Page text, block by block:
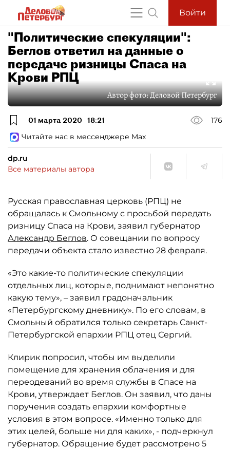
Войти
"Политические спекуляции":
Беглов ответил на данные о
передаче ризницы Спаса на
Крови РПЦ
Автор фото:Деловой Петербург
01 марта 2020 18:21
176
Читайте нас в мессенджере Max
dp.ru
Все материалы автора
Русская православная церковь (РПЦ) не
обращалась к Смольному с просьбой передать
ризницу Спаса на Крови, заявил губернатор
Александр Беглов. О совещании по вопросу
передачи объекта стало известно 28 февраля.
«Это какие-то политические спекуляции
отдельных лиц, которые, поднимают непонятно
какую тему», – заявил градоначальник
«Петербургскому дневнику». По его словам, в
Смольный обратился только секретарь Санкт-
Петербургской епархии РПЦ отец Сергий.
Клирик попросил, чтобы им выделили
помещение для хранения облачения и для
переодеваний во время службы в Спасе на
Крови, утверждает Беглов. Он заявил, что даны
поручения создать епархии комфортные
условия в этом вопросе. «Именно только для
этих целей, больше ни для каких», - подчеркнул
губернатор. Обращение будет рассмотрено 5